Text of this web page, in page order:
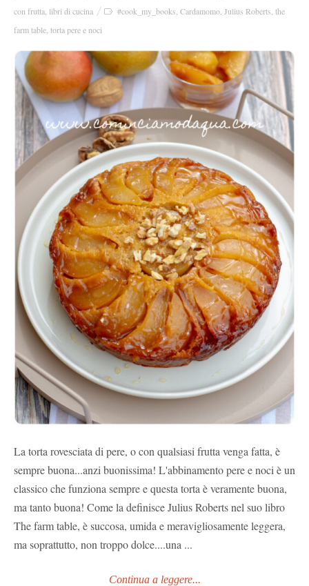
con frutta libri di cucina #cook_my_books Cardamomo Julius Roberts the
farm table torta pere e noci
La torta rovesciata di pere, o con qualsiasi frutta venga fatta, è
sempre buona...anzi buonissima! L'abbinamento pere e noci è un
classico che funziona sempre e questa torta è veramente buona,
ma tanto buona! Come la definisce Julius Roberts nel suo libro
The farm table, è succosa, umida e meravigliosamente leggera,
ma soprattutto, non troppo dolce....una ...
Continua a leggere...